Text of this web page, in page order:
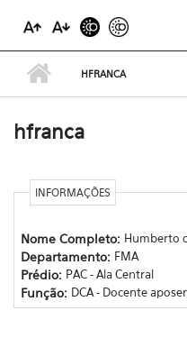
HFRANCA
hfranca
INFORMAÇÕES
Nome Completo: Humberto
Departamento: FMA
Prédio: PAC - Ala Central
Função: DCA - Docente